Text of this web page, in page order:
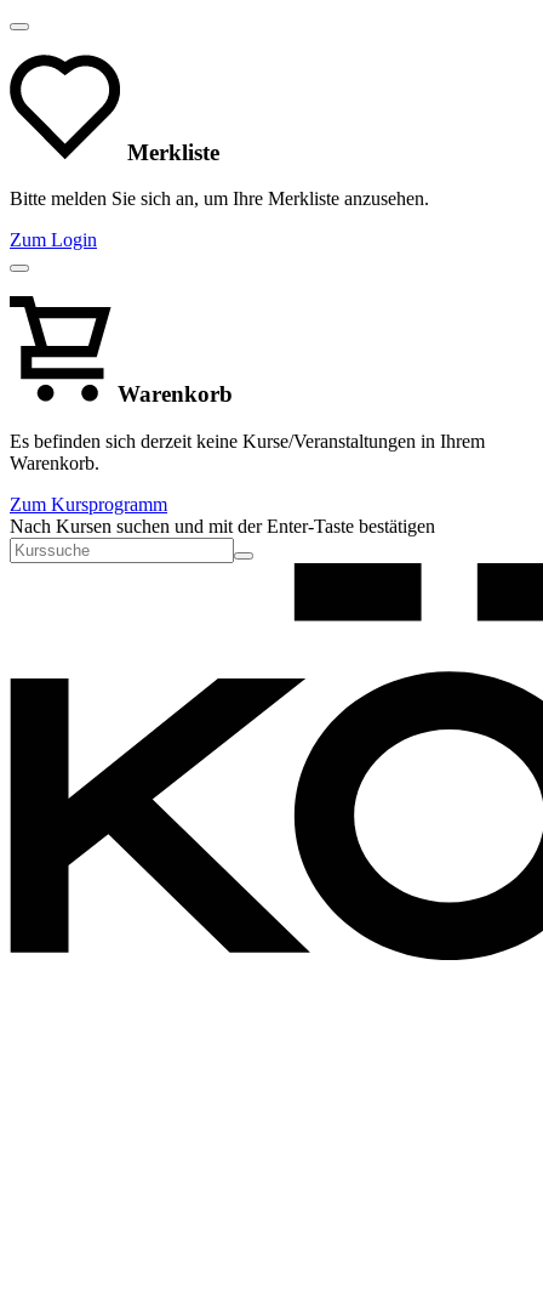
Merkliste
Bitte melden Sie sich an, um Ihre Merkliste anzusehen.
Zum Login
Warenkorb
Es befinden sich derzeit keine Kurse/Veranstaltungen in Ihrem
Warenkorb.
Zum Kursprogramm
Nach Kursen suchen und mit der Enter-Taste bestätigen